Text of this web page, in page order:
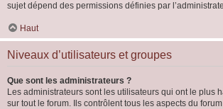
sujet dépend des permissions définies par
Haut
Niveaux d’utilisateurs et groupes
Que sont les administrateurs ?
Les administrateurs sont les utilisateurs qui ont le plus
sur tout le forum. Ils contrôlent tous les aspects du